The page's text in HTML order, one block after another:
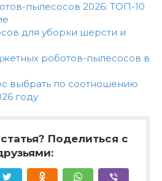
пылесосов 2026: ТОП-10
для уборки шерсти и
роботов-пылесосов в
выбрать по соотношению
году
Поделиться с